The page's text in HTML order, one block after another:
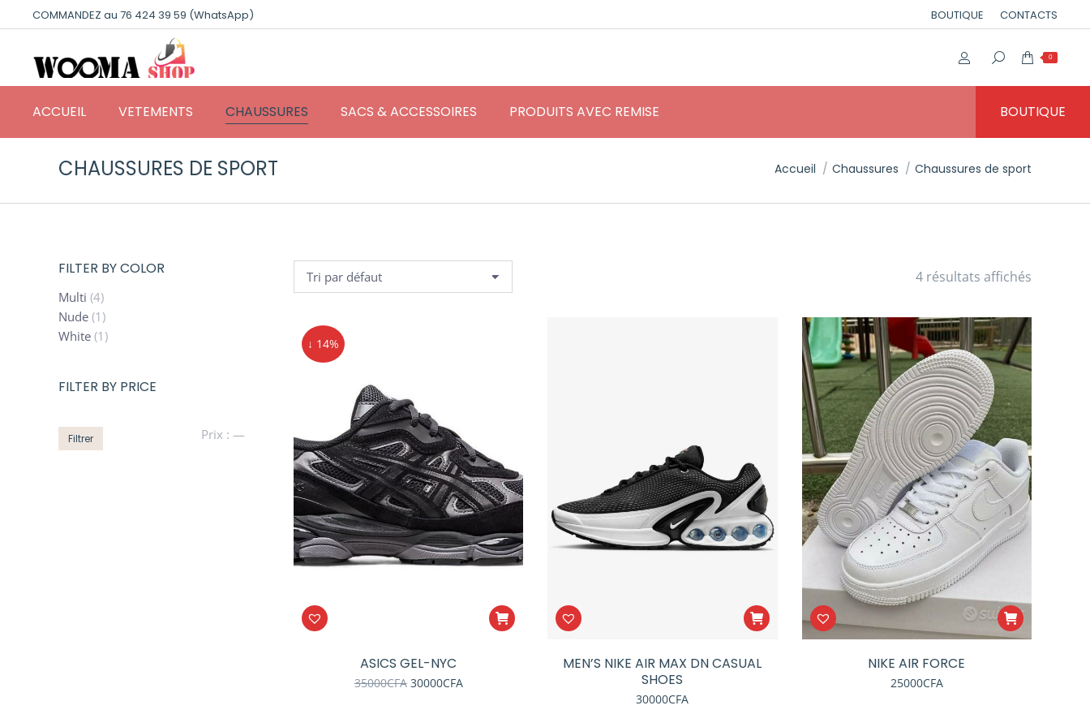
COMMANDEZ au 76 424 39 59 (WhatsApp) BOUTIQUE CONTACTS
0
ACCUEIL VETEMENTS CHAUSSURES SACS & ACCESSOIRES PRODUITS AVEC REMISE BOUTIQUE
CHAUSSURES DE SPORT Vous êtes ici :
Accueil Chaussures Chaussures de sport
4 résultats affichés
↓ 14%
ASICS GEL-NYC
35000CFA Le
30000CFALe
MEN’S NIKE AIR MAX DN CASUAL
SHOES
30000CFA
NIKE AIR FORCE
25000CFA
FILTER BY COLOR
Multi (4)
Nude (1)
White (1)
FILTER BY PRICE
Prix
Prix
Filtrer Prix : —